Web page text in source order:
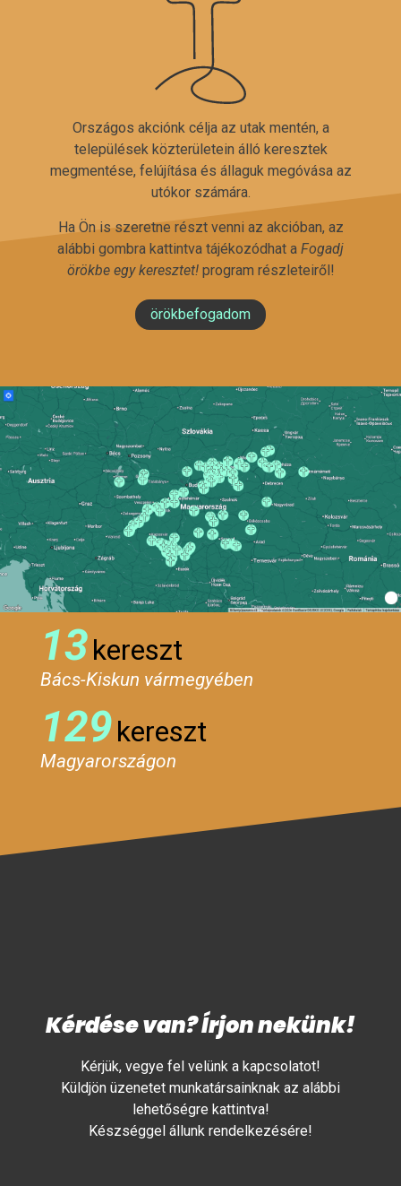
Országos akciónk célja az utak mentén, a
települések közterületein álló keresztek
megmentése, felújítása és állaguk megóvása az
utókor számára.
Ha Ön is szeretne részt venni az akcióban, az
alábbi gombra kattintva tájékozódhat a Fogadj
örökbe egy keresztet!program részleteiről!
örökbefogadom
13kereszt
Bács-Kiskun vármegyében
129kereszt
Magyarországon
Kérdése van? Írjon nekünk!
Kérjük, vegye fel velünk a kapcsolatot!
Küldjön üzenetet munkatársainknak az alábbi
lehetőségre kattintva!
Készséggel állunk rendelkezésére!